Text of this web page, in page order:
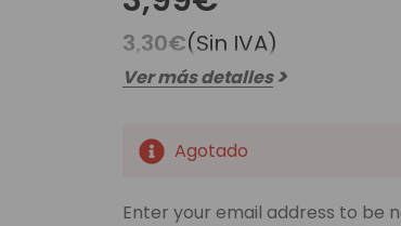
Catálogo De Colores
3,30€(Sin IVA)
Ver más detalles
UnidadesAgotado
Enter your email address to be